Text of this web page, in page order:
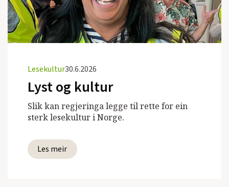
Lesekultur30.6.2026
Lyst og kultur
Slik kan regjeringa legge til rette for ein
sterk lesekultur i Norge.
Les meir